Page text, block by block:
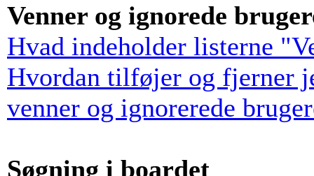
Venner og ignorede
Hvad indeholder listerne
Hvordan tilføjer og fjerner
venner og ignorerede
Søgning i boardet